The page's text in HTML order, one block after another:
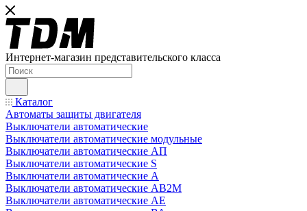
Интернет-магазин представительского класса
Каталог
Автоматы защиты двигателя
Выключатели автоматические
Выключатели автоматические модульные
Выключатели автоматические АП
Выключатели автоматические S
Выключатели автоматические А
Выключатели автоматические АВ2М
Выключатели автоматические АЕ